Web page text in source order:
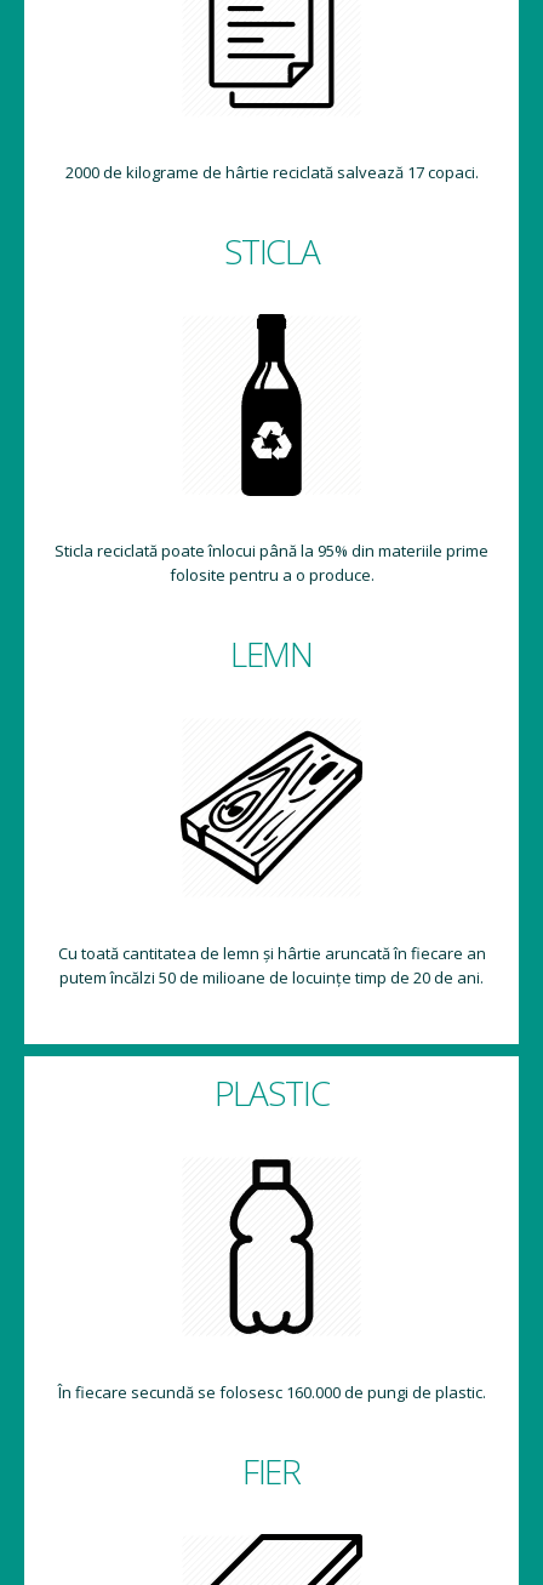
2000 de kilograme de hârtie reciclată salvează 17 copaci.
STICLA
Sticla reciclată poate înlocui până la 95% din materiile prime
folosite pentru a o produce.
LEMN
Cu toată cantitatea de lemn și hârtie aruncată în fiecare an
putem încălzi 50 de milioane de locuințe timp de 20 de ani.
PLASTIC
În fiecare secundă se folosesc 160.000 de pungi de plastic.
FIER